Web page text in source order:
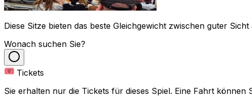
Diese Sitze bieten das beste Gleichgewicht zwischen guter
Wonach suchen Sie?
Tickets
Sie erhalten nur die Tickets für dieses Spiel. Eine Fahrt können